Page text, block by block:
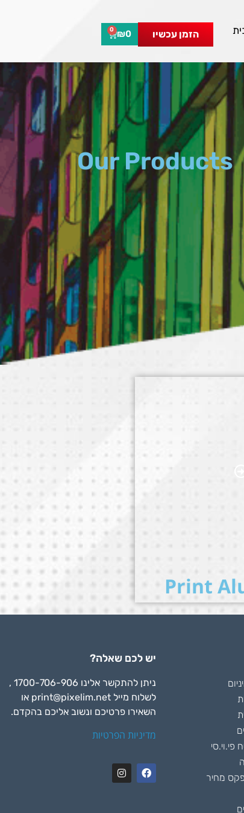
הזמן עכשיו ₪0
0
Our Products
Print
מחיר
יש לכם שאלה?
ניתן להתקשר אלינו 1700-706-906 ,
לשלוח מיילprint@pixelim.net או
השאירו פרטיכם ונשוב אליכם בהקדם.
מדיניות הפרטיות